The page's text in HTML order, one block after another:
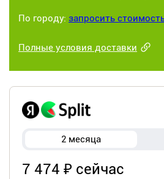
По городу: запросить
Полные условия доставки
2 месяца
7 474 ₽ сейчас